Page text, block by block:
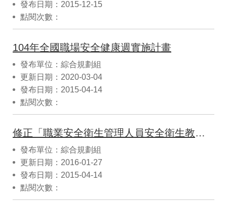
發布日期：2015-12-15
點閱次數：
104年全國職場安全健康週實施計畫
發布單位：綜合規劃組
更新日期：2020-03-04
發布日期：2015-04-14
點閱次數：
修正「職業安全衛生管理人員安全衛生教育訓練單位認可及管理作業要點」部分規定
發布單位：綜合規劃組
更新日期：2016-01-27
發布日期：2015-04-14
點閱次數：